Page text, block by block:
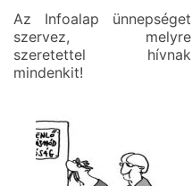
Az Infoalap ünnepséget
szervez, melyre
szeretettel hívnak
mindenkit!